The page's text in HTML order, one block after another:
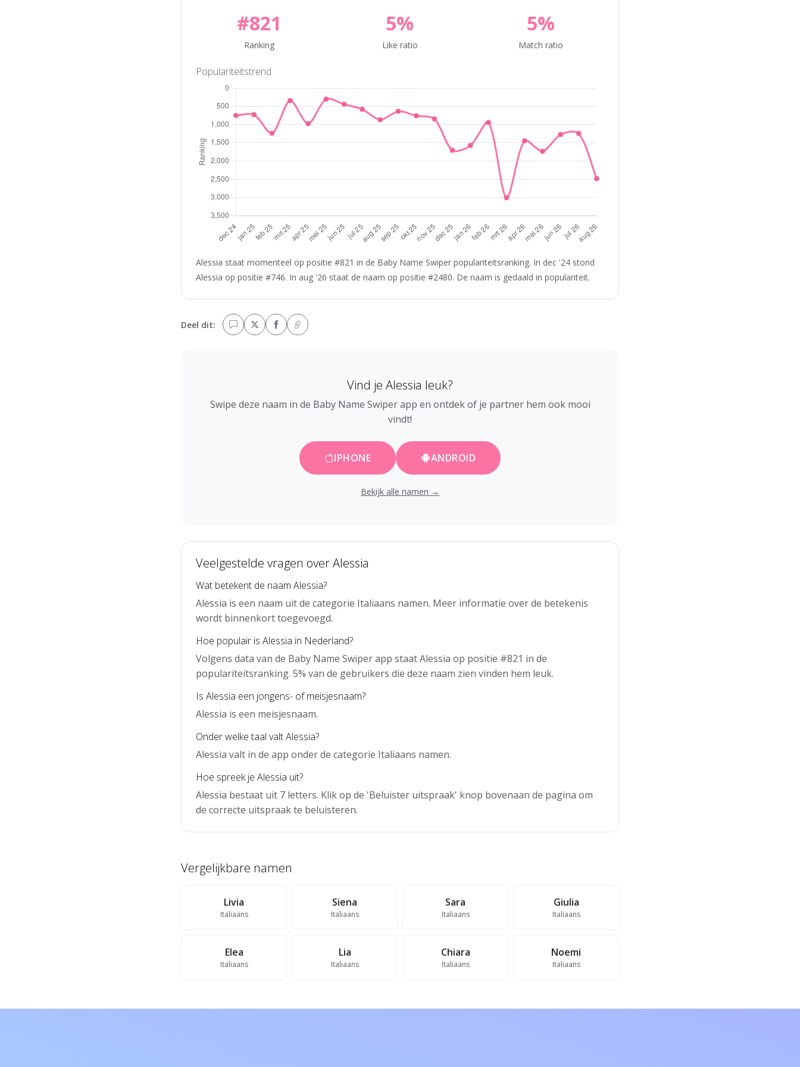
#821
Ranking
5%
Like ratio
5%
Match ratio
Populariteitstrend
Alessia staat momenteel op positie #821 in de Baby Name Swiper populariteitsranking. In dec '24 stond
Alessia op positie #746. In aug '26 staat de naam op positie #2480. De naam is gedaald in populariteit.
Deel dit:
Vind je Alessia leuk?
Swipe deze naam in de Baby Name Swiper app en ontdek of je partner hem ook mooi
vindt!
IPHONE ANDROID
Bekijk alle namen →
Veelgestelde vragen over Alessia
Wat betekent de naam Alessia?
Alessia is een naam uit de categorie Italiaans namen. Meer informatie over de betekenis
wordt binnenkort toegevoegd.
Hoe populair is Alessia in Nederland?
Volgens data van de Baby Name Swiper app staat Alessia op positie #821 in de
populariteitsranking. 5% van de gebruikers die deze naam zien vinden hem leuk.
Is Alessia een jongens- of meisjesnaam?
Alessia is een meisjesnaam.
Onder welke taal valt Alessia?
Alessia valt in de app onder de categorie Italiaans namen.
Hoe spreek je Alessia uit?
Alessia bestaat uit 7 letters. Klik op de 'Beluister uitspraak' knop bovenaan de pagina om
de correcte uitspraak te beluisteren.
Vergelijkbare namen
Livia
Italiaans
Siena
Italiaans
Sara
Italiaans
Giulia
Italiaans
Elea
Italiaans
Lia
Italiaans
Chiara
Italiaans
Noemi
Italiaans